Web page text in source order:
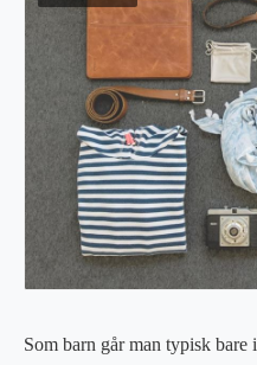
Som barn går man typisk